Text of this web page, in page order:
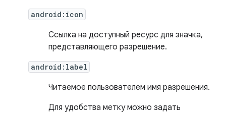
android:icon
Ссылка на доступный ресурс для значка,
представляющего разрешение.
android:label
Читаемое пользователем имя разрешения.
Для удобства метку можно задать